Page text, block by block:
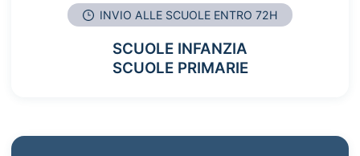
INVIO ALLE SCUOLE ENTRO 72H
SCUOLE INFANZIA
SCUOLE PRIMARIE